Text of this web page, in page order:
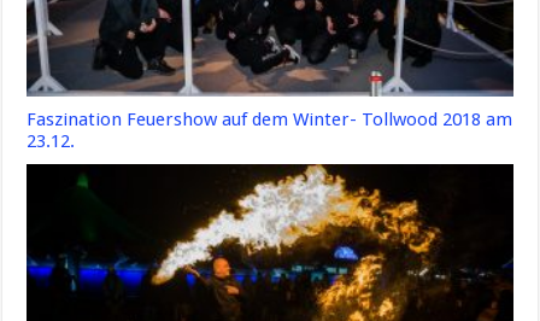
Faszination Feuershow auf dem Winter- Tollwood 2018 am
23.12.